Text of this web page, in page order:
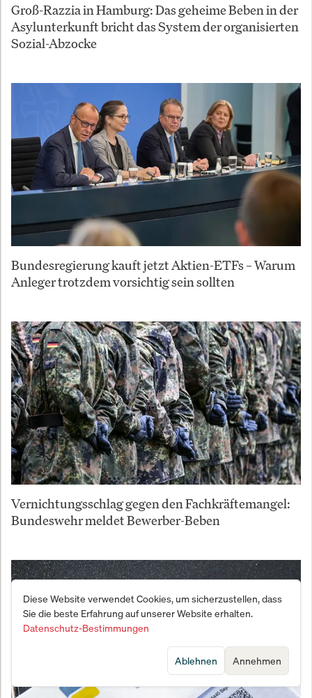
Groß-Razzia in Hamburg: Das geheime Beben in der
Asylunterkunft bricht das System der organisierten
Sozial-Abzocke
Bundesregierung kauft jetzt Aktien-ETFs – Warum
Anleger trotzdem vorsichtig sein sollten
Vernichtungsschlag gegen den Fachkräftemangel:
Bundeswehr meldet Bewerber-Beben
Diese Website verwendet Cookies, um sicherzustellen, dass
Sie die beste Erfahrung auf unserer Website erhalten.
Datenschutz-Bestimmungen
Annehmen
Ablehnen